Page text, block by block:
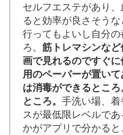
セルフエステがあり
ると効率が良さそう
行ってもよいし自分
ろ。 筋トレマシンな
画で見れるのですぐ
用のペーパーが置い
は消毒ができるとこ
ところ。 手洗い場、
スが最低限レベルで
かがアプリで分かると